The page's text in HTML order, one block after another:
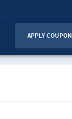
APPLY COUPON